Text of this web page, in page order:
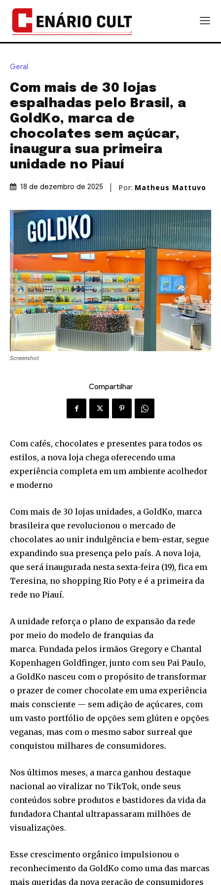
Geral
Com mais de 30 lojas
espalhadas pelo Brasil, a
GoldKo, marca de
chocolates sem açúcar,
inaugura sua primeira
unidade no Piauí
18 de dezembro de 2025 Por: Matheus Mattuvo
Screenshot
Compartilhar
Com cafés, chocolates e presentes para todos os
estilos, a nova loja chega oferecendo uma
experiência completa em um ambiente acolhedor
e moderno
Com mais de 30 lojas unidades, a GoldKo, marca
brasileira que revolucionou o mercado de
chocolates ao unir indulgência e bem-estar, segue
expandindo sua presença pelo país. A nova loja,
que será inaugurada nesta sexta-feira (19), fica em
Teresina, no shopping Rio Poty e é a primeira da
rede no Piauí.
A unidade reforça o plano de expansão da rede
por meio do modelo de franquias da
marca. Fundada pelos irmãos Gregory e Chantal
Kopenhagen Goldfinger, junto com seu Pai Paulo,
a GoldKo nasceu com o propósito de transformar
o prazer de comer chocolate em uma experiência
mais consciente — sem adição de açúcares, com
um vasto portfólio de opções sem glúten e opções
veganas, mas com o mesmo sabor surreal que
conquistou milhares de consumidores.
Nos últimos meses, a marca ganhou destaque
nacional ao viralizar no TikTok, onde seus
conteúdos sobre produtos e bastidores da vida da
fundadora Chantal ultrapassaram milhões de
visualizações.
Esse crescimento orgânico impulsionou o
reconhecimento da GoldKo como uma das marcas
mais queridas da nova geração de consumidores